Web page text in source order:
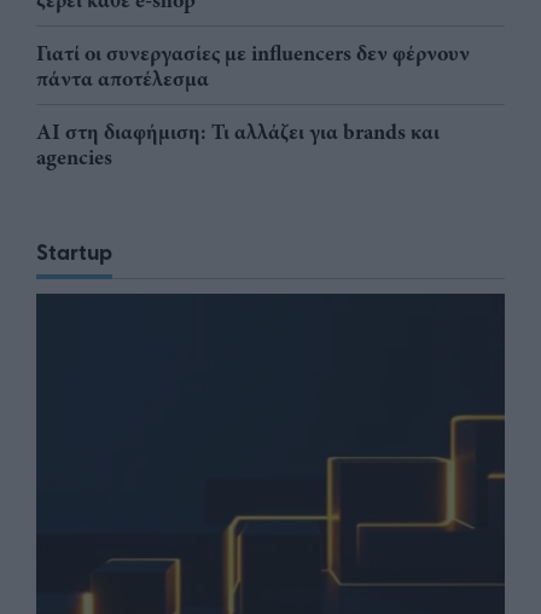
Γιατί οι συνεργασίες με influencers δεν φέρνουν
πάντα αποτέλεσμα
AI στη διαφήμιση: Τι αλλάζει για brands και
agencies
Startup